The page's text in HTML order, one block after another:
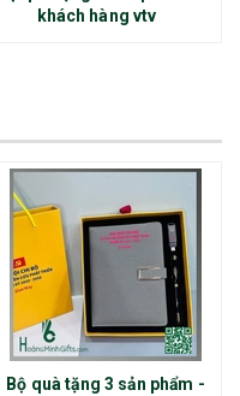
khách hàng vtv
Bộ quà tặng 3 sản phẩm -